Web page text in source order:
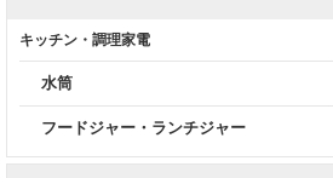
キッチン・調理家電
水筒
フードジャー・ランチジャー